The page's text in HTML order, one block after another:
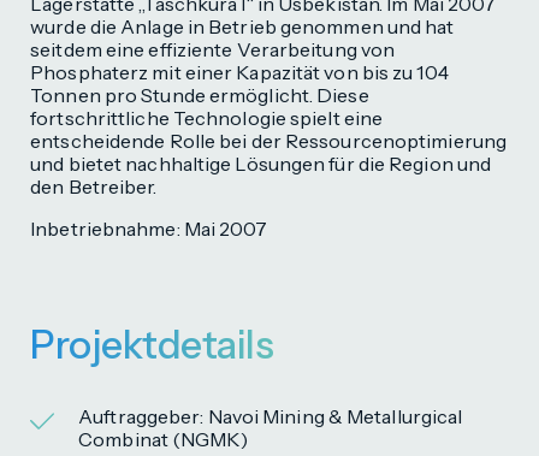
wurde die Anlage in Betrieb genommen und hat
seitdem eine effiziente Verarbeitung von
Phosphaterz mit einer Kapazität von bis zu 104
Tonnen pro Stunde ermöglicht. Diese
fortschrittliche Technologie spielt eine
entscheidende Rolle bei der Ressourcenoptimierung
und bietet nachhaltige Lösungen für die Region und
den Betreiber.
Inbetriebnahme: Mai 2007
Projektdetails
Auftraggeber: Navoi Mining & Metallurgical
Combinat (NGMK)